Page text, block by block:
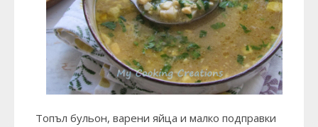
Топъл бульон, варени яйца и малко подправки